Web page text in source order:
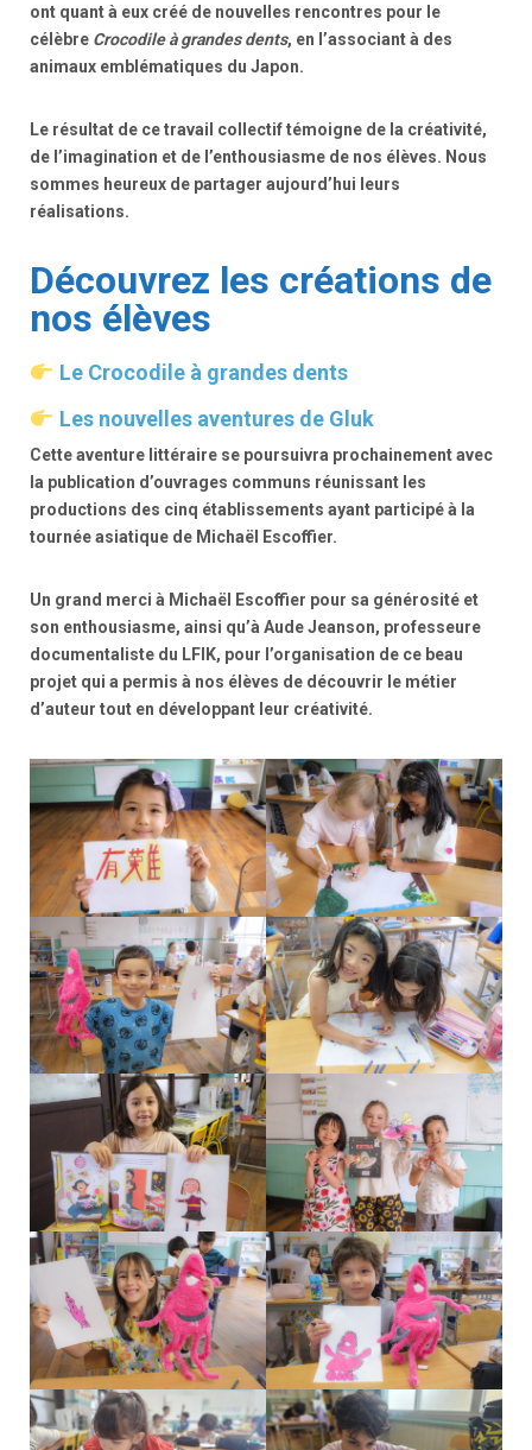
ont quant à eux créé de nouvelles rencontres pour le
célèbre Crocodile à grandes dents, en l’associant à des
animaux emblématiques du Japon.
Le résultat de ce travail collectif témoigne de la créativité,
de l’imagination et de l’enthousiasme de nos élèves. Nous
sommes heureux de partager aujourd’hui leurs
réalisations.
Découvrez les créations de
nos élèves
Le Crocodile à grandes dents
Les nouvelles aventures de Gluk
Cette aventure littéraire se poursuivra prochainement avec
la publication d’ouvrages communs réunissant les
productions des cinq établissements ayant participé à la
tournée asiatique de Michaël Escoffier.
Un grand merci à Michaël Escoffier pour sa générosité et
son enthousiasme, ainsi qu’à Aude Jeanson, professeure
documentaliste du LFIK, pour l’organisation de ce beau
projet qui a permis à nos élèves de découvrir le métier
d’auteur tout en développant leur créativité.